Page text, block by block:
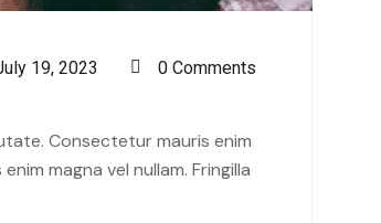
19, 2023 0 Comments
Consectetur mauris enim
magna vel nullam. Fringilla